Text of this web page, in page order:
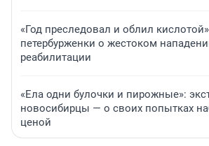
«Год преследовал и облил
петербурженки о жестоком
реабилитации
«Ела одни булочки и пирожные»:
новосибирцы — о своих попытках
ценой